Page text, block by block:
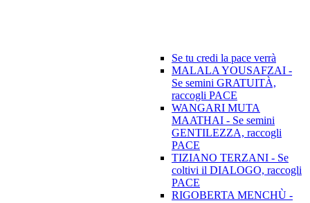
Se tu credi la pace verrà
MALALA YOUSAFZAI -
Se semini GRATUITÀ,
raccogli PACE
WANGARI MUTA
MAATHAI - Se semini
GENTILEZZA, raccogli
PACE
TIZIANO TERZANI - Se
coltivi il DIALOGO, raccogli
PACE
RIGOBERTA MENCHÙ -